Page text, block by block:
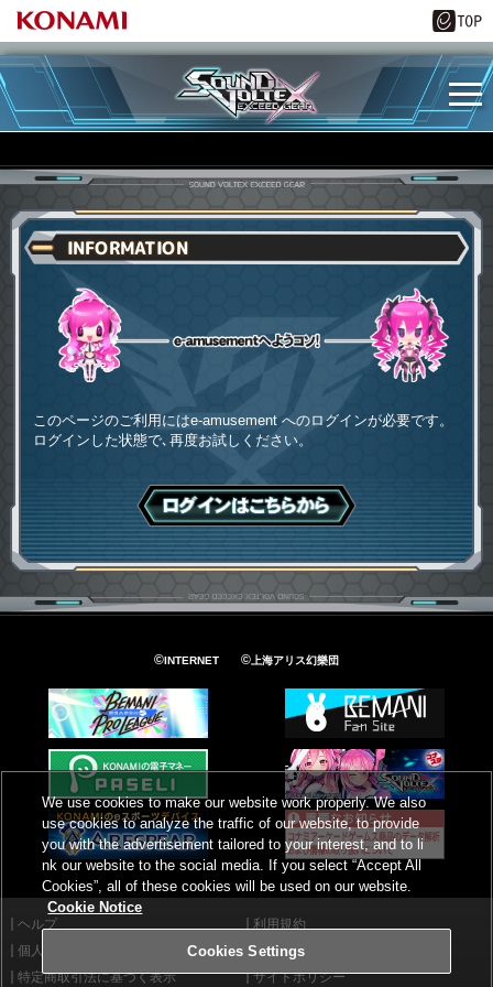
INFORMATION
このページのご利用にはe-amusement へのログインが必要です。
ログインした状態で､再度お試しください。
ログインはこちら
©INTERNET ©上海アリス幻樂団
ヘルプ
利用規約
個人情報等保護方針
外部送信について
特定商取引法に基づく表示
サイトポリシー
We use cookies to make our website work properly. We also
use cookies to analyze the traffic of our website, to provide
you with the advertisement tailored to your interest, and to li
nk our website to the social media. If you select “Accept All
Cookies”, all of these cookies will be used on our website.
Cookie Notice
Cookies Settings